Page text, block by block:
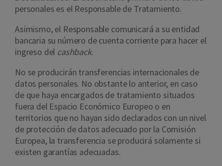
personales es el Responsable de Tratamiento.
Asimismo, el Responsable comunicará a su entidad
bancaria su número de cuenta corriente para hacer el
ingreso del cashback.
No se producirán transferencias internacionales de
datos personales. No obstante lo anterior, en caso
de que haya encargados de tratamiento situados
fuera del Espacio Económico Europeo o en
territorios que no hayan sido declarados con un nivel
de protección de datos adecuado por la Comisión
Europea, la transferencia se producirá solamente si
existen garantías adecuadas.